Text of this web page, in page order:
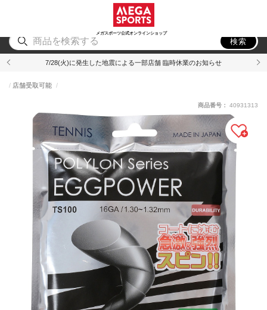
メガスポーツ公式オンラインショップ
アウトドア
検索
7/28(火)に発生した地震による一部店舗 臨時休業のお知らせ
店舗受取可能
商品番号： 40931313